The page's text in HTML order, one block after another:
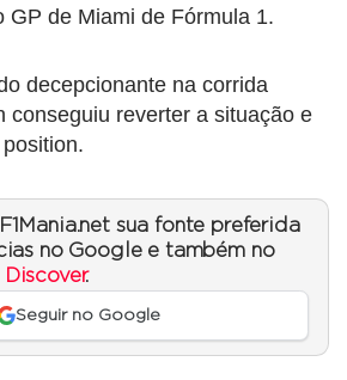
GP de Miami de Fórmula 1.
decepcionante na corrida
conseguiu reverter a situação e
sua fonte preferida
no Google e também no
.
Seguir no Google